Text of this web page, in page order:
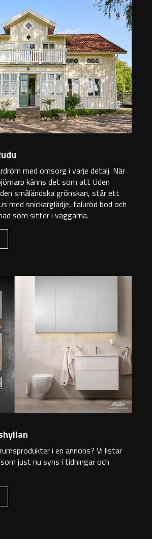
med omsorg i varje detalj. När
känns det som att tiden
småländska grönskan, står ett
med snickarglädje, faluröd bod och
som sitter i väggarna.
i en annons? Vi listar
just nu syns i tidningar och